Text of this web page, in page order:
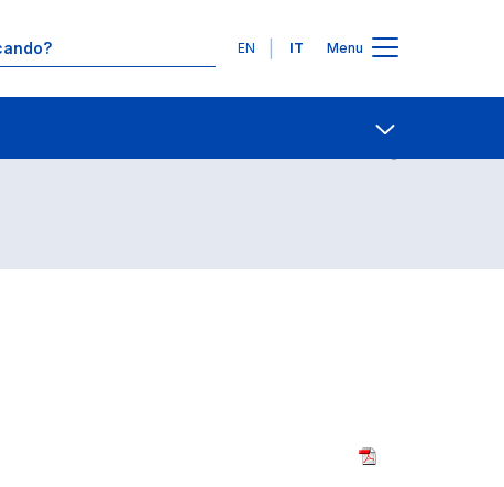
Lingue
EN IT Menu
Contatti